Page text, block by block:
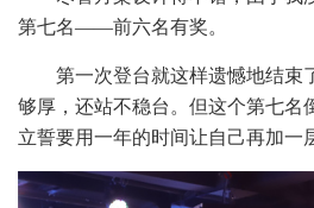
第七名——前六名有奖。
第一次登台就这样遗憾地结束
够厚，还站不稳台。但这个第七名
立誓要用一年的时间让自己再加一